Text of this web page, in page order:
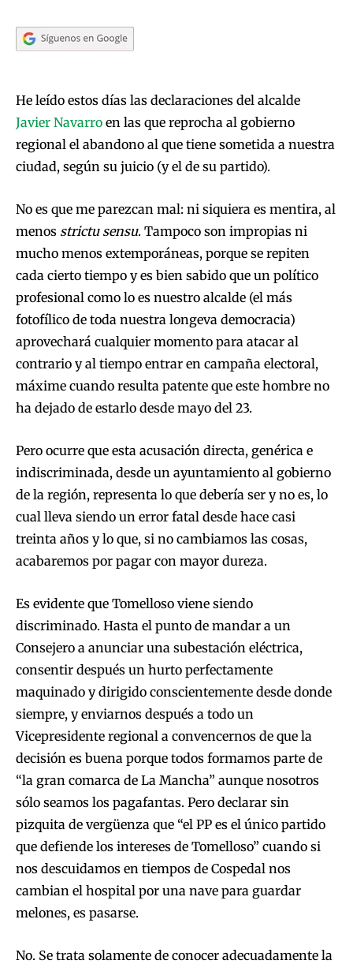
He leído estos días las declaraciones del alcalde
Javier Navarro en las que reprocha al gobierno
regional el abandono al que tiene sometida a nuestra
ciudad, según su juicio (y el de su partido).
No es que me parezcan mal: ni siquiera es mentira, al
menos strictu sensu. Tampoco son impropias ni
mucho menos extemporáneas, porque se repiten
cada cierto tiempo y es bien sabido que un político
profesional como lo es nuestro alcalde (el más
fotofílico de toda nuestra longeva democracia)
aprovechará cualquier momento para atacar al
contrario y al tiempo entrar en campaña electoral,
máxime cuando resulta patente que este hombre no
ha dejado de estarlo desde mayo del 23.
Pero ocurre que esta acusación directa, genérica e
indiscriminada, desde un ayuntamiento al gobierno
de la región, representa lo que debería ser y no es, lo
cual lleva siendo un error fatal desde hace casi
treinta años y lo que, si no cambiamos las cosas,
acabaremos por pagar con mayor dureza.
Es evidente que Tomelloso viene siendo
discriminado. Hasta el punto de mandar a un
Consejero a anunciar una subestación eléctrica,
consentir después un hurto perfectamente
maquinado y dirigido conscientemente desde donde
siempre, y enviarnos después a todo un
Vicepresidente regional a convencernos de que la
decisión es buena porque todos formamos parte de
“la gran comarca de La Mancha” aunque nosotros
sólo seamos los pagafantas. Pero declarar sin
pizquita de vergüenza que “el PP es el único partido
que defiende los intereses de Tomelloso” cuando si
nos descuidamos en tiempos de Cospedal nos
cambian el hospital por una nave para guardar
melones, es pasarse.
No. Se trata solamente de conocer adecuadamente la